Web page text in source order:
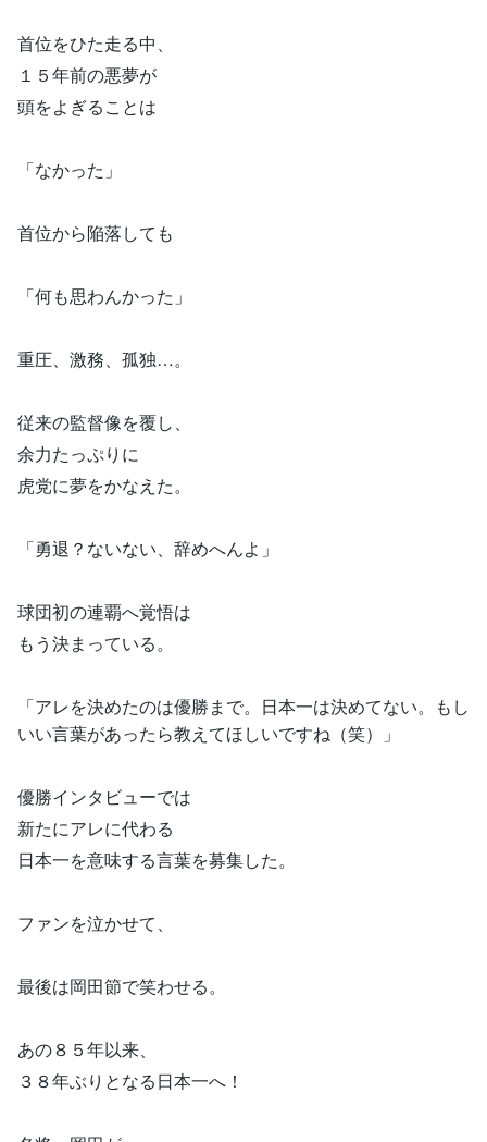
首位をひた走る中、
１５年前の悪夢が
頭をよぎることは
「なかった」
首位から陥落しても
「何も思わんかった」
重圧、激務、孤独…。
従来の監督像を覆し、
余力たっぷりに
虎党に夢をかなえた。
「勇退？ないない、辞めへんよ」
球団初の連覇へ覚悟は
もう決まっている。
「アレを決めたのは優勝まで。日本一は決めてない。もし
いい言葉があったら教えてほしいですね（笑）」
優勝インタビューでは
新たにアレに代わる
日本一を意味する言葉を募集した。
ファンを泣かせて、
最後は岡田節で笑わせる。
あの８５年以来、
３８年ぶりとなる日本一へ！